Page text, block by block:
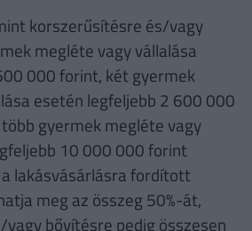
korszerűsítésre és/vagy
megléte vagy vállalása
000 forint, két gyermek
esetén legfeljebb 2 600 000
gyermek megléte vagy
10 000 000 forint
lakásvásárlásra fordított
meg az összeg 50%-át,
bővítésre pedig összesen